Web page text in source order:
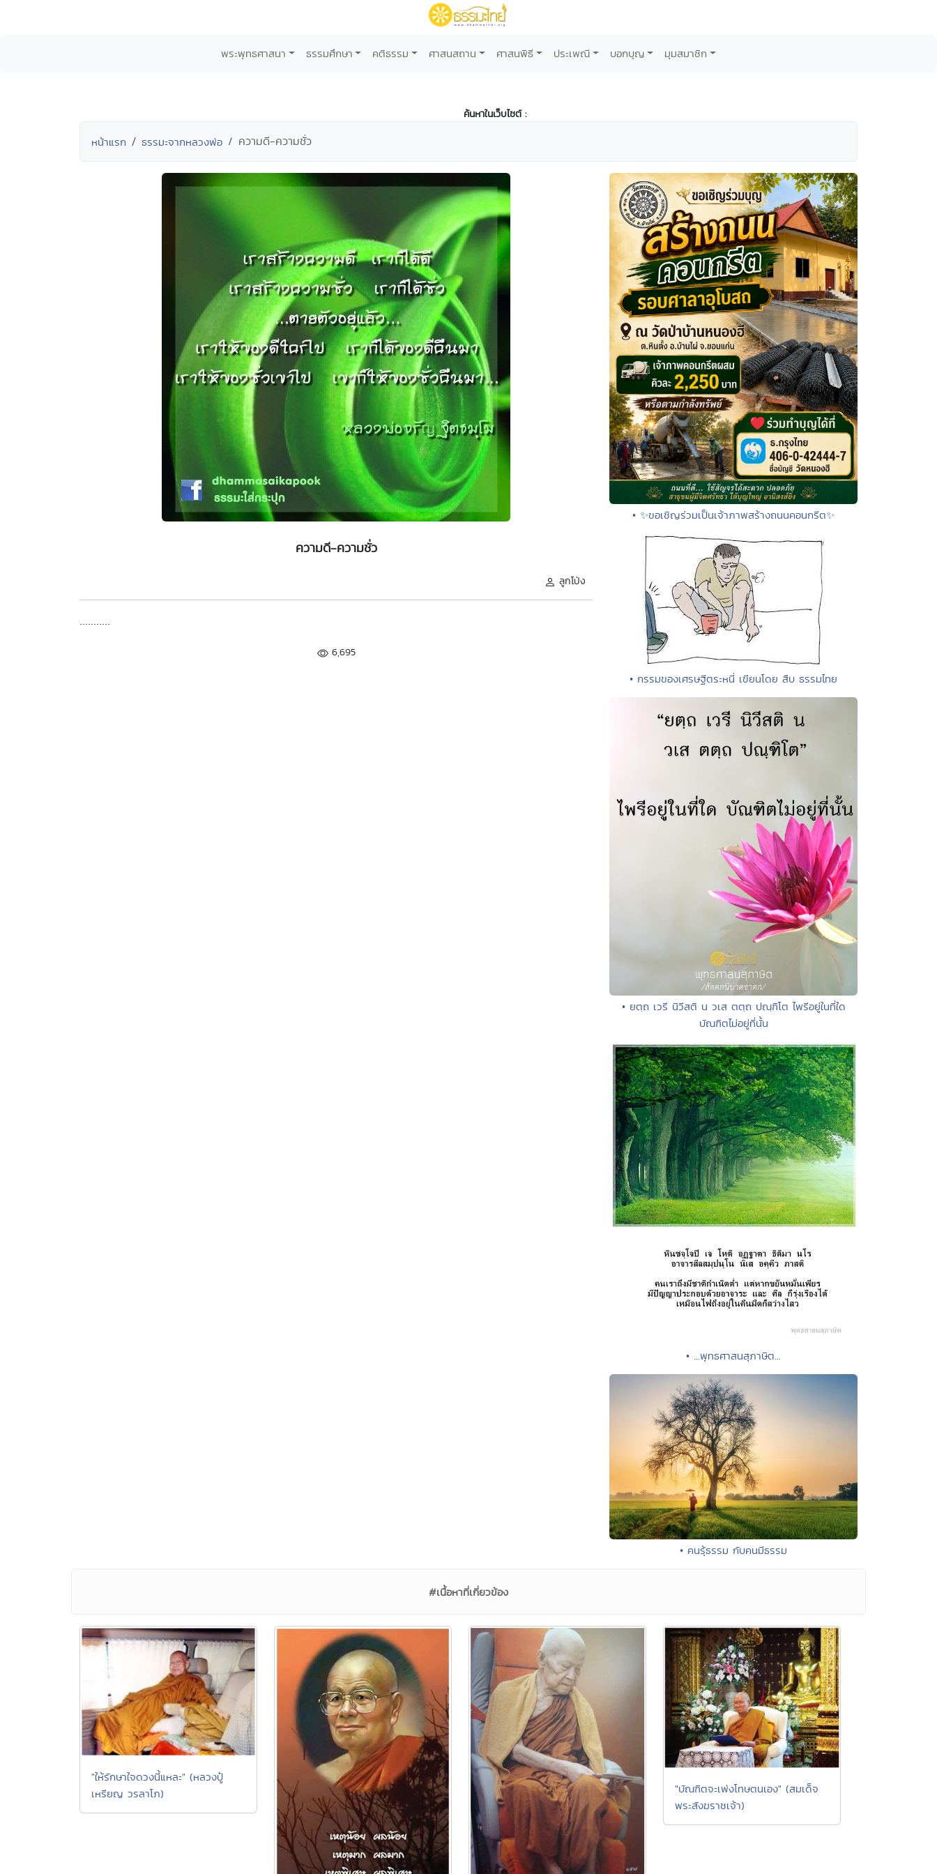
พระพุทธศาสนา ธรรมศึกษา คติธรรม ศาสนสถาน ศาสนพิธี ประเพณี บอกบุญ มุมสมาชิก
ค้นหาในเว็บไซต์ :
หน้าแรก ธรรมะจากหลวงพ่อ ความดี-ความชั่ว
ความดี-ความชั่ว
ลูกโป่ง
...........
6,695
• ✨ขอเชิญร่วมเป็นเจ้าภาพสร้างถนนคอนกรีต✨
• กรรมของเศรษฐีตระหนี่ เขียนโดย สืบ ธรรมไทย
• ยตฺถ เวรี นิวีสติ น วเส ตตฺถ ปณฺฑิโต ไพรีอยู่ในที่ใด
บัณฑิตไม่อยู่ที่นั้น
• ...พุทธศาสนสุภาษิต...
• คนรุ้ธรรม กับคนมีธรรม
#เนื้อหาที่เกี่ยวข้อง
"ให้รักษาใจดวงนี้แหละ" (หลวงปู๋
เหรียญ วรลาโภ)
"บัณฑิตจะเพ่งโทษตนเอง" (สมเด็จ
พระสังฆราชเจ้า)